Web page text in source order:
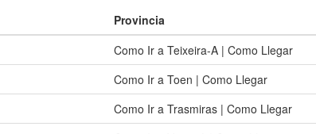
Provincia
Como Ir a Teixeira-A | Como Llegar
Como Ir a Toen | Como Llegar
Como Ir a Trasmiras | Como Llegar